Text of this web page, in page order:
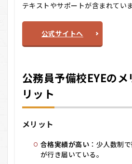
テキストやサポートが含まれていま
公式サイトへ
公務員予備校EYEの
リット
メリット
合格実績が高い ：少人数制
が行き届いている。